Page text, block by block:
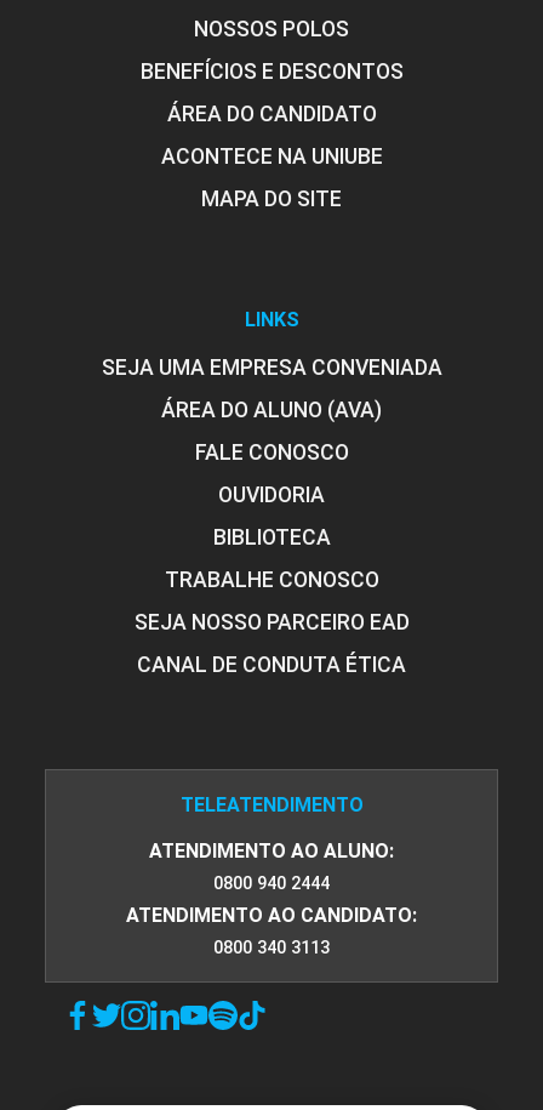
NOSSOS POLOS
BENEFÍCIOS E DESCONTOS
ÁREA DO CANDIDATO
ACONTECE NA UNIUBE
MAPA DO SITE
LINKS
SEJA UMA EMPRESA CONVENIADA
ÁREA DO ALUNO (AVA)
FALE CONOSCO
OUVIDORIA
BIBLIOTECA
TRABALHE CONOSCO
SEJA NOSSO PARCEIRO EAD
CANAL DE CONDUTA ÉTICA
TELEATENDIMENTO
ATENDIMENTO AO ALUNO:
0800 940 2444
ATENDIMENTO AO CANDIDATO:
0800 340 3113